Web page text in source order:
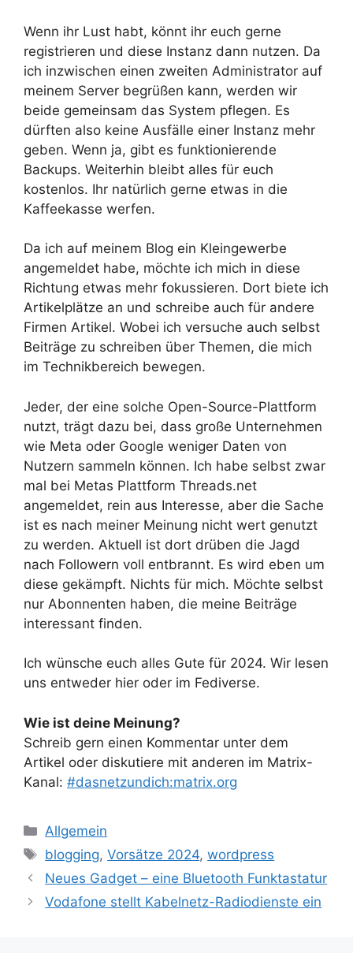
Wenn ihr Lust habt, könnt ihr euch gerne
registrieren und diese Instanz dann nutzen. Da
ich inzwischen einen zweiten Administrator auf
meinem Server begrüßen kann, werden wir
beide gemeinsam das System pflegen. Es
dürften also keine Ausfälle einer Instanz mehr
geben. Wenn ja, gibt es funktionierende
Backups. Weiterhin bleibt alles für euch
kostenlos. Ihr natürlich gerne etwas in die
Kaffeekasse werfen.
Da ich auf meinem Blog ein Kleingewerbe
angemeldet habe, möchte ich mich in diese
Richtung etwas mehr fokussieren. Dort biete ich
Artikelplätze an und schreibe auch für andere
Firmen Artikel. Wobei ich versuche auch selbst
Beiträge zu schreiben über Themen, die mich
im Technikbereich bewegen.
Jeder, der eine solche Open-Source-Plattform
nutzt, trägt dazu bei, dass große Unternehmen
wie Meta oder Google weniger Daten von
Nutzern sammeln können. Ich habe selbst zwar
mal bei Metas Plattform Threads.net
angemeldet, rein aus Interesse, aber die Sache
ist es nach meiner Meinung nicht wert genutzt
zu werden. Aktuell ist dort drüben die Jagd
nach Followern voll entbrannt. Es wird eben um
diese gekämpft. Nichts für mich. Möchte selbst
nur Abonnenten haben, die meine Beiträge
interessant finden.
Ich wünsche euch alles Gute für 2024. Wir lesen
uns entweder hier oder im Fediverse.
Wie ist deine Meinung?
Schreib gern einen Kommentar unter dem
Artikel oder diskutiere mit anderen im Matrix-
Kanal: #dasnetzundich:matrix.org
Kategorien
Allgemein
Schlagwörter
blogging,Vorsätze 2024,wordpress
Neues Gadget – eine Bluetooth Funktastatur
Vodafone stellt Kabelnetz-Radiodienste ein